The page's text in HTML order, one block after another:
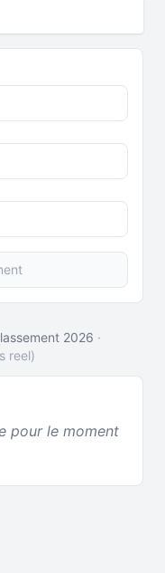
2026 ·
reel)
pour le moment